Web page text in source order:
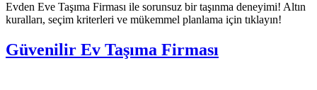
Evden Eve Taşıma Firması ile sorunsuz bir taşınma deneyimi! Altın
kuralları, seçim kriterleri ve mükemmel planlama için tıklayın!
Güvenilir Ev Taşıma Firması